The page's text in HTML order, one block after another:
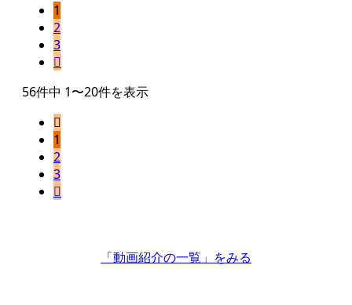
1
2
3

56件中 1〜20件を表示

1
2
3

「動画紹介の一覧」 をみる